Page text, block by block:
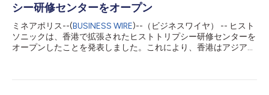
シー研修センターをオープン
ミネアポリス--(BUSINESS WIRE)--（ビジネスワイヤ） -- ヒスト
ソニックは、香港で拡張されたヒストトリプシー研修センターを
オープンしたことを発表しました。これにより、香港はアジアに
港グレンイーグルス病院内に設立された同センターは、アジア初